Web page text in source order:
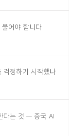
어야 합니다
걱정하기 시작했나
다는 것 — 중국 AI